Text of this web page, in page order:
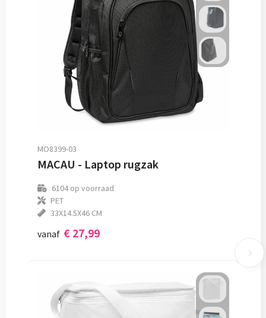
MO8399-03
MACAU - Laptop rugzak
6104op voorraad
PET
33X14.5X46 CM
vanaf € 27,99